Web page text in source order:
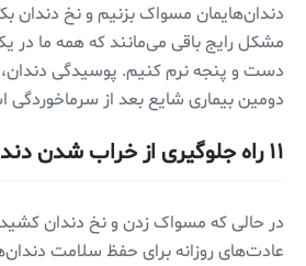
دندان‌هایمان مسواک بزنیم و نخ
مشکل رایج باقی می‌مانند که همه ما در
دست و پنجه نرم کنیم. پوسیدگی
دومین بیماری شایع بعد از
۱۱ راه‌ جلوگیری از خراب شدن دندان
در حالی که مسواک زدن و نخ دندان
عادت‌های روزانه برای حفظ سلامت